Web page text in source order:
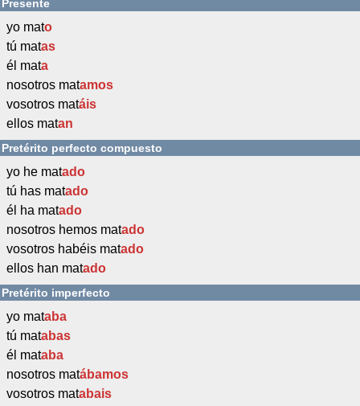
Presente
yo mato
tú matas
él mata
nosotros matamos
vosotros matáis
ellos matan
Pretérito perfecto compuesto
yo he matado
tú has matado
él ha matado
nosotros hemos matado
vosotros habéis matado
ellos han matado
Pretérito imperfecto
yo mataba
tú matabas
él mataba
nosotros matábamos
vosotros matabais